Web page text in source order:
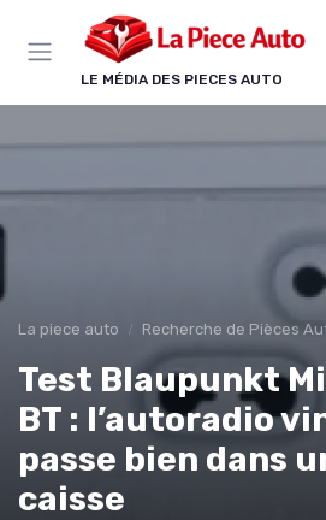
LE MÉDIA DES PIECES AUTO
La piece auto Recherche de Pièces
Test Blaupunkt
BT : l’autoradio
passe bien dans
caisse
Panneau de gestion des cookies